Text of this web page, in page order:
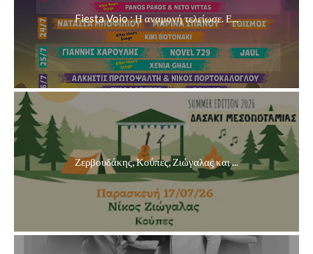
Fiesta Voio : Η αναμονή τελείωσε. Ε...
Ζερβουδάκης, Κούπες, Ζιώγαλας και ...